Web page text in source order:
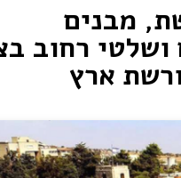
מבנים
ושלטי רחוב
ארץ